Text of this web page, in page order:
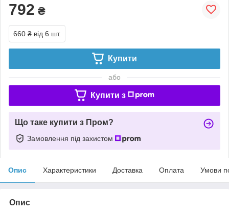
792 ₴
660 ₴ від 6 шт.
Купити
або
Купити з
Що таке купити з Пром?
Замовлення під захистом
Опис Характеристики Доставка Оплата Умови
Опис